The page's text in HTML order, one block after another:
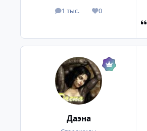
1 тыс.
посты 0
Репутация
Даэна